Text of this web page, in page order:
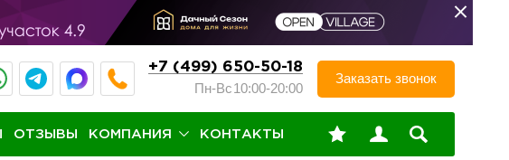
+7 (499) 650-50-18
Пн-Вс10:00-20:00
Заказать звонок
ОТЗЫВЫ КОМПАНИЯ КОНТАКТЫ